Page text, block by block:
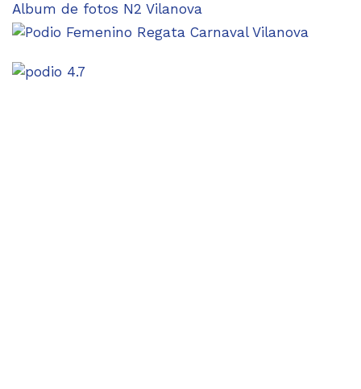
Album de fotos N2 Vilanova